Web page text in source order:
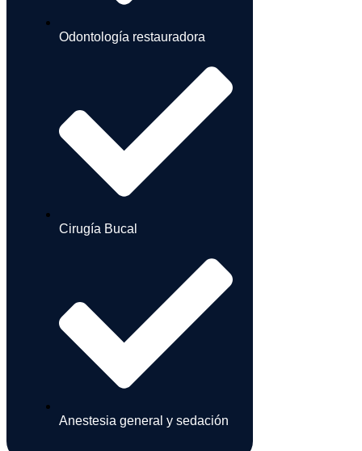
Odontología restauradora
Cirugía Bucal
Anestesia general y sedación